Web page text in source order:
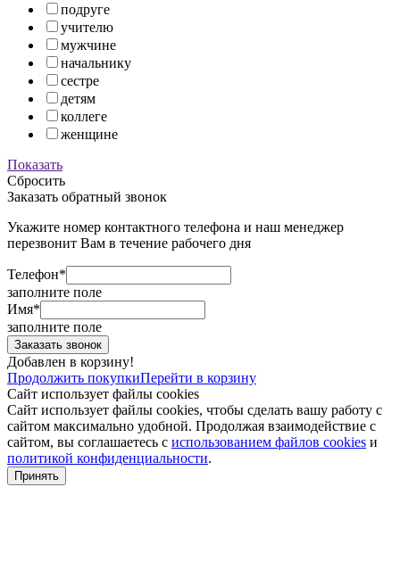
подруге
учителю
мужчине
начальнику
сестре
детям
коллеге
женщине
Показать
Сбросить
Заказать обратный звонок
Укажите номер контактного телефона и наш менеджер
перезвонит Вам в течение рабочего дня
Телефон*
заполните поле
Имя*
заполните поле
Добавлен в корзину!
Продолжить покупкиПерейти в корзину
Сайт использует файлы cookies
Сайт использует файлы cookies, чтобы сделать вашу работу с
сайтом максимально удобной. Продолжая взаимодействие с
сайтом, вы соглашаетесь с использованием файлов cookies и
политикой конфиденциальности.
Принять